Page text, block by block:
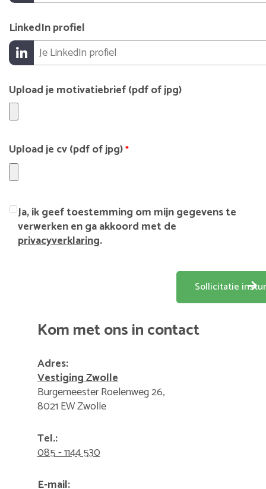
LinkedIn profiel
Upload je motivatiebrief (pdf of jpg)
Upload je cv (pdf of jpg)*
Ja, ik geef toestemming om mijn gegevens te
verwerken en ga akkoord met de
privacyverklaring.
Kom met ons in contact
Adres:
Vestiging Zwolle
Burgemeester Roelenweg 26,
8021 EW Zwolle
Tel.:
085 - 1144 530
E-mail: